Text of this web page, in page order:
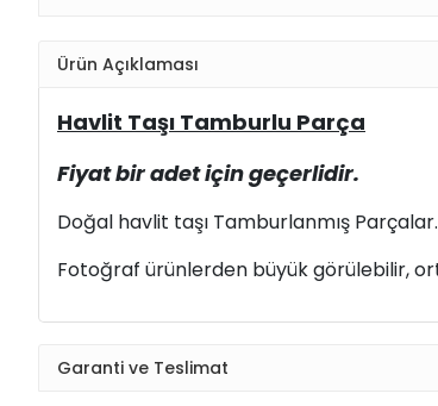
Ürün Açıklaması
Havlit Taşı Tamburlu Parça
Fiyat bir adet için geçerlidir.
Doğal havlit taşı Tamburlanmış Parçalar.
Fotoğraf ürünlerden büyük görülebilir,
Garanti ve Teslimat